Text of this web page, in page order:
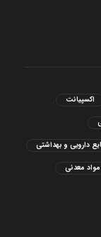
اکسپیانت
دارویی و بهداشتی
مواد معدنی